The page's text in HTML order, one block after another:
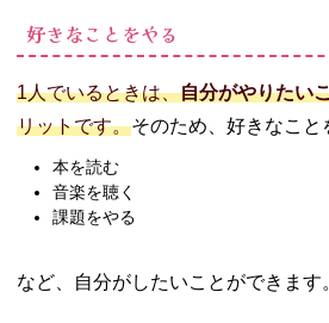
好きなことをやる
1人でいるときは、自分がやりたい
リットです。そのため、好きなこと
本を読む
音楽を聴く
課題をやる
など、自分がしたいことができます